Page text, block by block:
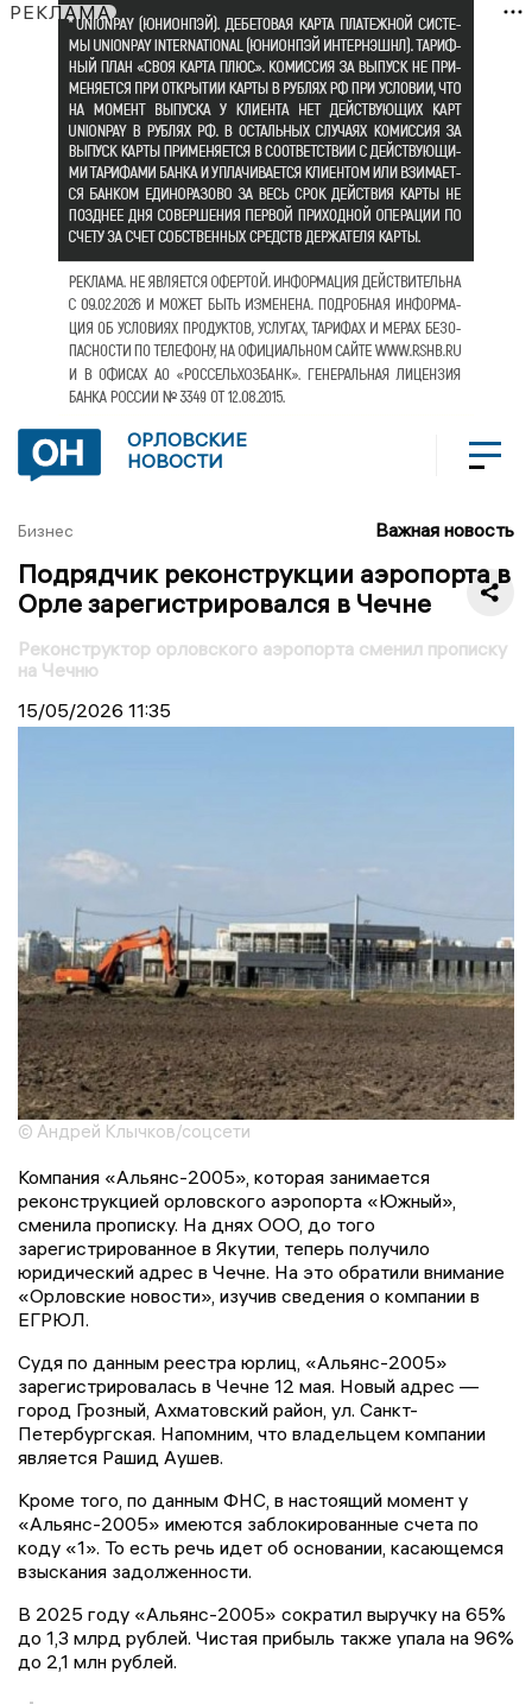
РЕКЛАМА
ОРЛОВСКИЕ
НОВОСТИ
Бизнес Важная новость
Подрядчик реконструкции аэропорта в
Орле зарегистрировался в Чечне
Реконструктор орловского аэропорта сменил прописку
на Чечню
15/05/2026 11:35
© Андрей Клычков/соцсети
Компания «Альянс-2005», которая занимается
реконструкцией орловского аэропорта «Южный»,
сменила прописку. На днях ООО, до того
зарегистрированное в Якутии, теперь получило
юридический адрес в Чечне. На это обратили внимание
«Орловские новости», изучив сведения о компании в
ЕГРЮЛ.
Судя по данным реестра юрлиц, «Альянс-2005»
зарегистрировалась в Чечне 12 мая. Новый адрес —
город Грозный, Ахматовский район, ул. Санкт-
Петербургская. Напомним, что владельцем компании
является Рашид Аушев.
Кроме того, по данным ФНС, в настоящий момент у
«Альянс-2005» имеются заблокированные счета по
коду «1». То есть речь идет об основании, касающемся
взыскания задолженности.
В 2025 году «Альянс-2005» сократил выручку на 65%
до 1,3 млрд рублей. Чистая прибыль также упала на 96%
до 2,1 млн рублей.